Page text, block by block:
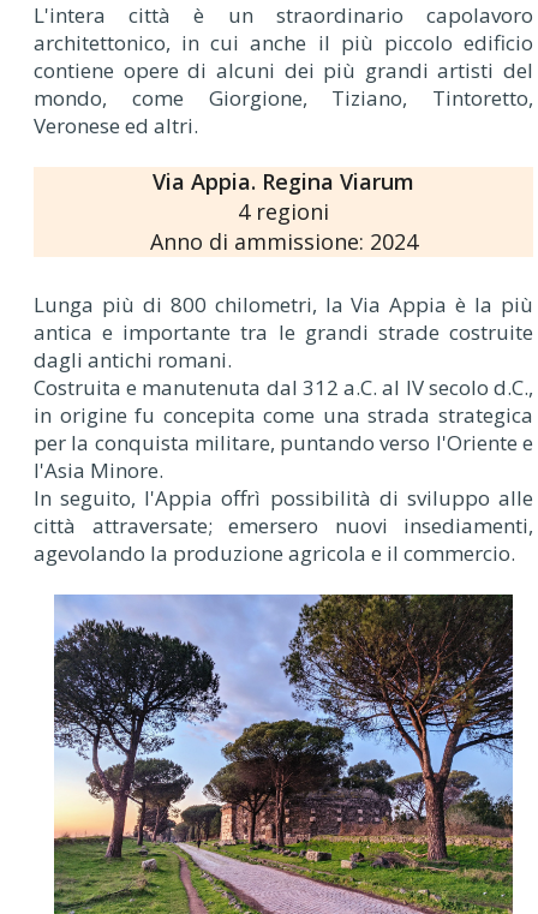
L'intera città è un straordinario capolavoro
architettonico, in cui anche il più piccolo edificio
contiene opere di alcuni dei più grandi artisti del
mondo, come Giorgione, Tiziano, Tintoretto,
Veronese ed altri.
Via Appia. Regina Viarum
4 regioni
Anno di ammissione: 2024
Lunga più di 800 chilometri, la Via Appia è la più
antica e importante tra le grandi strade costruite
dagli antichi romani.
Costruita e manutenuta dal 312 a.C. al IV secolo d.C.,
in origine fu concepita come una strada strategica
per la conquista militare, puntando verso l'Oriente e
l'Asia Minore.
In seguito, l'Appia offrì possibilità di sviluppo alle
città attraversate; emersero nuovi insediamenti,
agevolando la produzione agricola e il commercio.